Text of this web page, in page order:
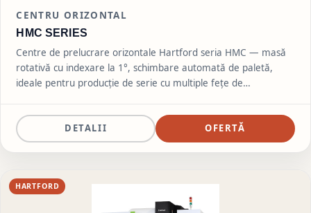
CENTRU ORIZONTAL
HMC SERIES
Centre de prelucrare orizontale Hartford seria HMC — masă
rotativă cu indexare la 1°, schimbare automată de paletă,
ideale pentru producție de serie cu multiple fețe de
DETALII OFERTĂ
HARTFORD